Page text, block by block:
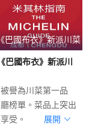
《巴國布衣》新派川菜
巴國布衣》新派川
譽為川菜第一品
榜單。菜品上突出
受。
展開